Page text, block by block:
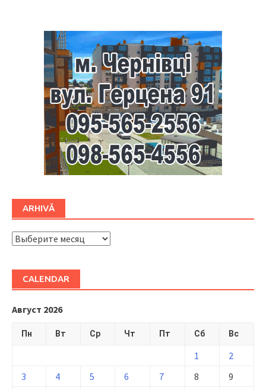
ARHIVĂ
ARHIVĂ
CALENDAR
Август 2026
Пн Вт Ср Чт Пт Сб Вс
1
2
3
4 5 6 7 8
9